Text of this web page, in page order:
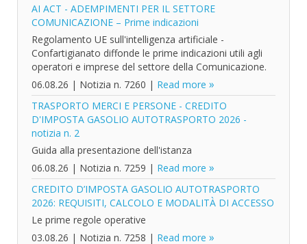
AI ACT - ADEMPIMENTI PER IL SETTORE
COMUNICAZIONE – Prime indicazioni
Regolamento UE sull'intelligenza artificiale -
Confartigianato diffonde le prime indicazioni utili agli
operatori e imprese del settore della Comunicazione.
06.08.26 | Notizia n. 7260 | Read more
TRASPORTO MERCI E PERSONE - CREDITO
D'IMPOSTA GASOLIO AUTOTRASPORTO 2026 -
notizia n. 2
Guida alla presentazione dell'istanza
06.08.26 | Notizia n. 7259 | Read more
CREDITO D’IMPOSTA GASOLIO AUTOTRASPORTO
2026: REQUISITI, CALCOLO E MODALITÀ DI ACCESSO
Le prime regole operative
03.08.26 | Notizia n. 7258 | Read more